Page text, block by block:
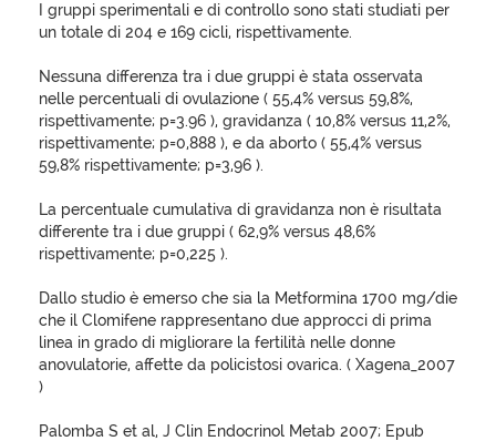
I gruppi sperimentali e di controllo sono stati studiati per
un totale di 204 e 169 cicli, rispettivamente.
Nessuna differenza tra i due gruppi è stata osservata
nelle percentuali di ovulazione ( 55,4% versus 59,8%,
rispettivamente; p=3.96 ), gravidanza ( 10,8% versus 11,2%,
rispettivamente; p=0,888 ), e da aborto ( 55,4% versus
59,8% rispettivamente; p=3,96 ).
La percentuale cumulativa di gravidanza non è risultata
differente tra i due gruppi ( 62,9% versus 48,6%
rispettivamente; p=0,225 ).
Dallo studio è emerso che sia la Metformina 1700 mg/die
che il Clomifene rappresentano due approcci di prima
linea in grado di migliorare la fertilità nelle donne
anovulatorie, affette da policistosi ovarica. ( Xagena_2007
)
Palomba S et al, J Clin Endocrinol Metab 2007; Epub